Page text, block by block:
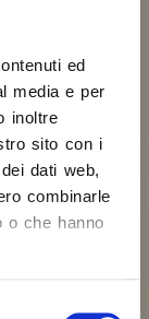
ed
media e per
inoltre
sito con i
dati web,
combinarle
o che hanno